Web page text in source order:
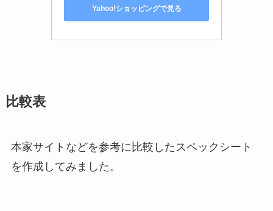
Yahoo!ショッピングで見る
比較表
本家サイトなどを参考に比較したスペックシート
を作成してみました。